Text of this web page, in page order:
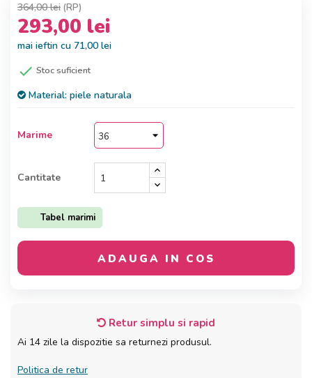
364,00 lei (RP)
293,00 lei
mai ieftin cu 71,00 lei
 Stoc suficient
Material: piele naturala
Marime
Cantitate
Tabel marimi
ADAUGA IN COS
Retur simplu si rapid
Ai 14 zile la dispozitie sa returnezi produsul.
Politica de retur